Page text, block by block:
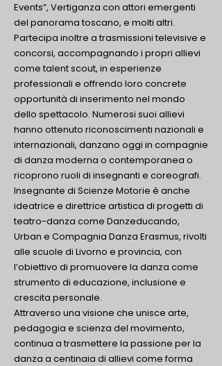
Events”, Vertiganza con attori emergenti
del panorama toscano, e molti altri.
Partecipa inoltre a trasmissioni televisive e
concorsi, accompagnando i propri allievi
come talent scout, in esperienze
professionali e offrendo loro concrete
opportunità di inserimento nel mondo
dello spettacolo. Numerosi suoi allievi
hanno ottenuto riconoscimenti nazionali e
internazionali, danzano oggi in compagnie
di danza moderna o contemporanea o
ricoprono ruoli di insegnanti e coreografi.
Insegnante di Scienze Motorie è anche
ideatrice e direttrice artistica di progetti di
teatro-danza come Danzeducando,
Urban e Compagnia Danza Erasmus, rivolti
alle scuole di Livorno e provincia, con
l’obiettivo di promuovere la danza come
strumento di educazione, inclusione e
crescita personale.
Attraverso una visione che unisce arte,
pedagogia e scienza del movimento,
continua a trasmettere la passione per la
danza a centinaia di allievi come forma